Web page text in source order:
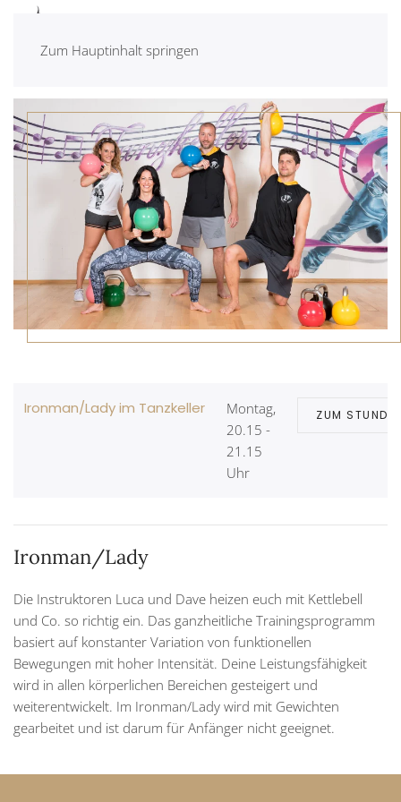
Zum Hauptinhalt springen
Ironman/Lady im Tanzkeller
Montag,
20.15 -
21.15
Uhr
ZUM
Ironman/Lady
Die Instruktoren Luca und Dave heizen euch mit Kettlebell
und Co. so richtig ein. Das ganzheitliche Trainingsprogramm
basiert auf konstanter Variation von funktionellen
Bewegungen mit hoher Intensität. Deine Leistungsfähigkeit
wird in allen körperlichen Bereichen gesteigert und
weiterentwickelt. Im Ironman/Lady wird mit Gewichten
gearbeitet und ist darum für Anfänger nicht geeignet.